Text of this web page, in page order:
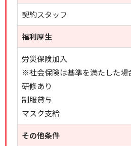
契約スタッフ
福利厚生
労災保険加入
※社会保険は基準を満たした場
研修あり
制服貸与
マスク支給
その他条件